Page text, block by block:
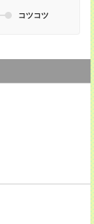
コツコツ